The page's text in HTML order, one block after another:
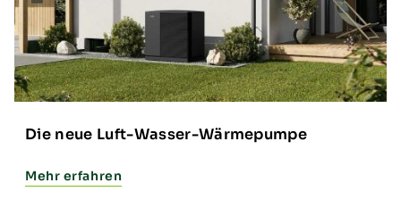
Die neue Luft-Wasser-Wärmepumpe
Mehr erfahren